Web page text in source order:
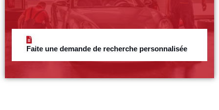
Faite une demande de recherche personnalisée